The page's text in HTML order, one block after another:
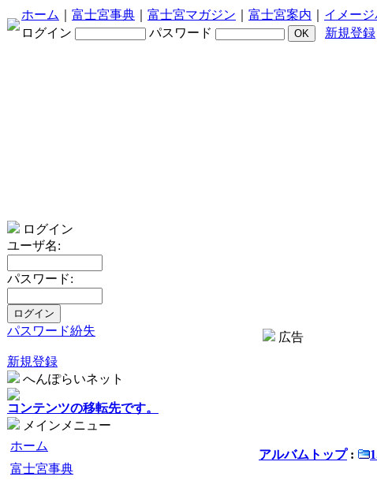
ホーム 富士宮事典 富士宮マガジン 富士宮案内 イメージ
ログイン
パスワード 新規登録
ログイン
ユーザ名:
パスワード:
パスワード紛失
新規登録
へんぽらいネット
コンテンツの移転先です。
メインメニュー
ホーム
富士宮事典
広告
アルバムトップ: